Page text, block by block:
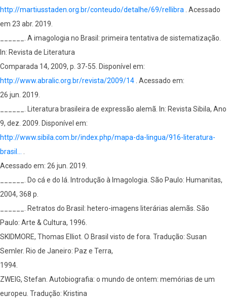
http://martiusstaden.org.br/conteudo/detalhe/69/rellibra . Acessado
em 23 abr. 2019.
______. A imagologia no Brasil: primeira tentativa de sistematização.
In: Revista de Literatura
Comparada 14, 2009, p. 37-55. Disponível em:
http://www.abralic.org.br/revista/2009/14 . Acessado em:
26 jun. 2019.
______. Literatura brasileira de expressão alemã. In: Revista Sibila, Ano
9, dez. 2009. Disponível em:
http://www.sibila.com.br/index.php/mapa-da-lingua/916-literatura-
brasil…
Acessado em: 26 jun. 2019.
______. Do cá e do lá. Introdução à Imagologia. São Paulo: Humanitas,
2004, 368 p.
______. Retratos do Brasil: hetero-imagens literárias alemãs. São
Paulo: Arte & Cultura, 1996.
SKIDMORE, Thomas Elliot. O Brasil visto de fora. Tradução: Susan
Semler. Rio de Janeiro: Paz e Terra,
1994.
ZWEIG, Stefan. Autobiografia: o mundo de ontem: memórias de um
europeu. Tradução: Kristina